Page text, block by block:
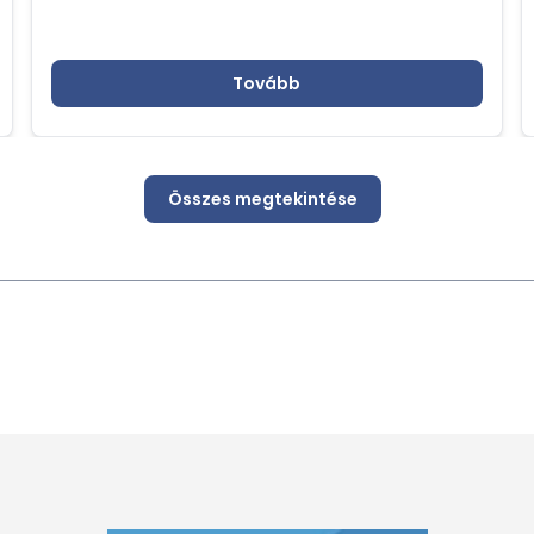
megjelenési lehetőséggel.
Tovább
Összes megtekintése